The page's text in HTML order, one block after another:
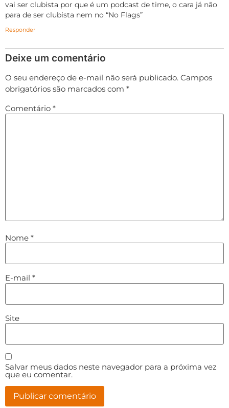
vai ser clubista por que é um podcast de time, o cara já não
para de ser clubista nem no “No Flags”
Responder
Deixe um comentário
O seu endereço de e-mail não será publicado. Campos
obrigatórios são marcados com *
Comentário *
Nome *
E-mail *
Site
Salvar meus dados neste navegador para a próxima vez
que eu comentar.